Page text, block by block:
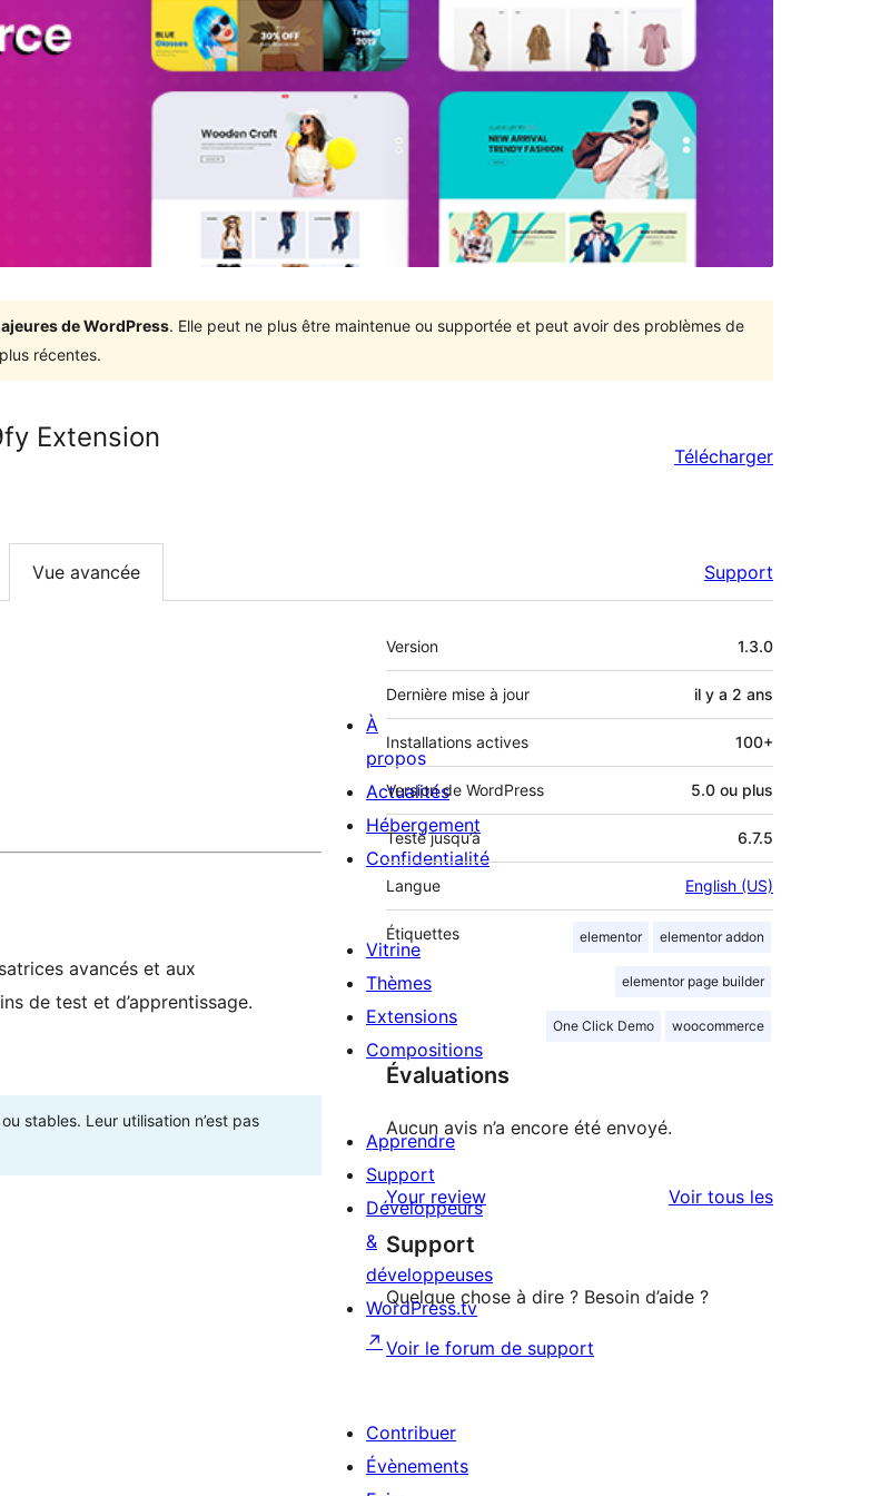
de WordPress. Elle peut ne plus être maintenue ou supportée et peut avoir des problèmes de
récentes.
Extension
Télécharger
Vue avancée Support
avancés et aux
de test et d’apprentissage.
stables. Leur utilisation n’est pas
Méta
Version 1.3.0
Dernière mise à jour il y a 2 ans
Installations actives 100+
Version de WordPress 5.0 ou plus
Testé jusqu’à 6.7.5
Langue English (US)
Étiquettes elementor elementor addon
elementor page builder
One Click Demo woocommerce
Évaluations
Aucun avis n’a encore été envoyé.
Your review Voir tous lesavis
Support
Quelque chose à dire ? Besoin d’aide ?
Voir le forum de support
À
propos
Actualités
Hébergement
Confidentialité
Vitrine
Thèmes
Extensions
Compositions
Apprendre
Support
Développeurs
&
développeuses
WordPress.tv
↗
Contribuer
Évènements